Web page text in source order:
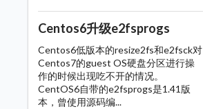
Centos6升级e2fsprogs
Centos6低版本的resize2fs和e2fsck对
Centos7的guest OS硬盘分区进行操
作的时候出现吃不开的情况。
CentOS6自带的e2fsprogs是1.41版
本，曾使用源码编...